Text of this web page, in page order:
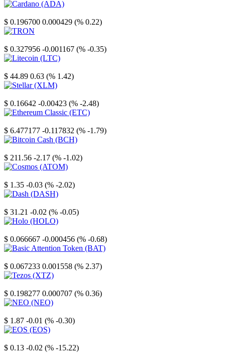
$ 0.196700 0.000429 (% 0.22)
$ 0.327956 -0.001167 (% -0.35)
$ 44.89 0.63 (% 1.42)
$ 0.16642 -0.00423 (% -2.48)
$ 6.477177 -0.117832 (% -1.79)
$ 211.56 -2.17 (% -1.02)
$ 1.35 -0.03 (% -2.02)
$ 31.21 -0.02 (% -0.05)
$ 0.066667 -0.000456 (% -0.68)
$ 0.067233 0.001558 (% 2.37)
$ 0.198277 0.000707 (% 0.36)
$ 1.87 -0.01 (% -0.30)
$ 0.13 -0.02 (% -15.22)